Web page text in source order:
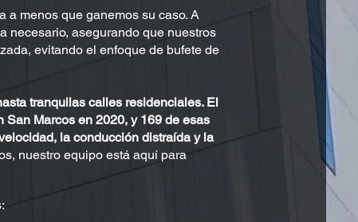
a menos que ganemos su caso. A
necesario, asegurando que nuestros
evitando el enfoque de bufete de
tranquilas calles residenciales. El
Marcos en 2020, y 169 de esas
la conducción distraída y la
nuestro equipo está aquí para